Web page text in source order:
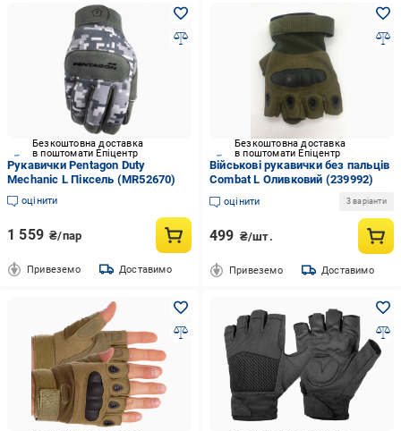
Безкоштовна доставка
в поштомати Епіцентр
Рукавички Pentagon Duty
Mechanic L Піксель (MR52670)
оцінити
1 559 ₴/пар
Привеземо Доставимо
Безкоштовна доставка
в поштомати Епіцентр
Військові рукавички без пальців
Combat L Оливковий (239992)
оцінити 3 варіанти
499 ₴/шт.
Привеземо Доставимо